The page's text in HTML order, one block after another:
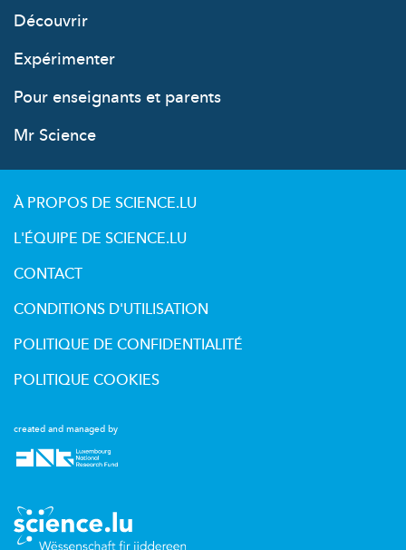
Découvrir
Expérimenter
Pour enseignants et parents
Mr Science
created and managed by
À PROPOS DE SCIENCE.LU
L'ÉQUIPE DE SCIENCE.LU
CONTACT
CONDITIONS D'UTILISATION
POLITIQUE DE CONFIDENTIALITÉ
POLITIQUE COOKIES